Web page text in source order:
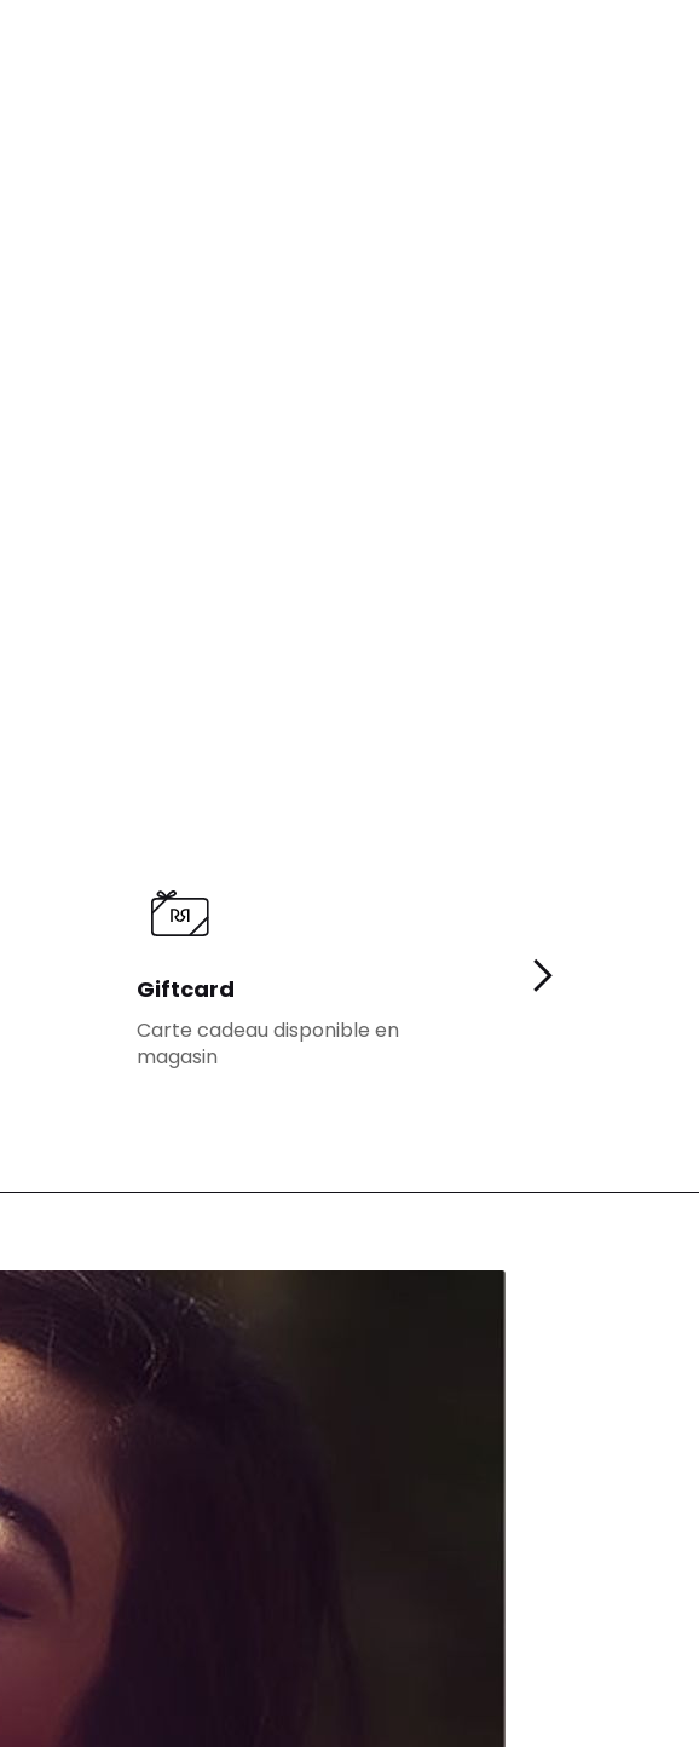
Giftcard
Carte cadeau disponible en
magasin
Fidelité